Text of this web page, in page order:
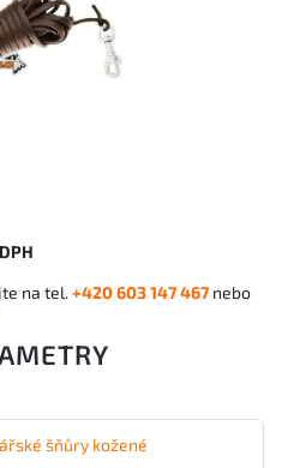
na tel.+420 603 147 467 nebo
šňůry kožené